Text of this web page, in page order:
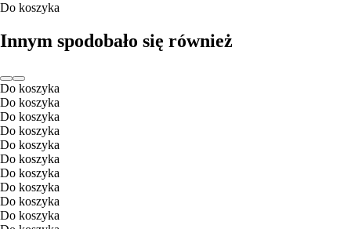
Do koszyka
Innym spodobało się również
Do koszyka
Do koszyka
Do koszyka
Do koszyka
Do koszyka
Do koszyka
Do koszyka
Do koszyka
Do koszyka
Do koszyka